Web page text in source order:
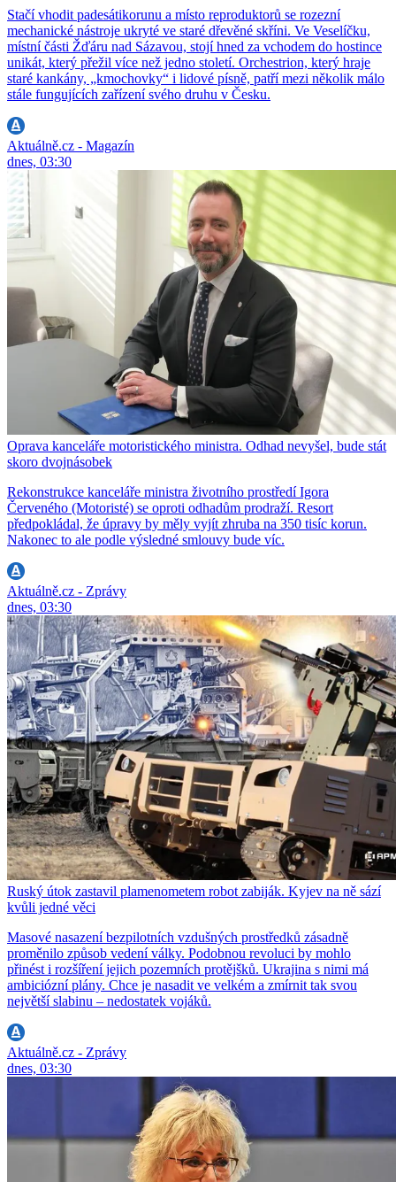
Stačí vhodit padesátikorunu a místo reproduktorů se rozezní
mechanické nástroje ukryté ve staré dřevěné skříni. Ve Veselíčku,
místní části Žďáru nad Sázavou, stojí hned za vchodem do hostince
unikát, který přežil více než jedno století. Orchestrion, který hraje
staré kankány, „kmochovky“ i lidové písně, patří mezi několik málo
stále fungujících zařízení svého druhu v Česku.
Aktuálně.cz - Magazín
dnes, 03:30
Oprava kanceláře motoristického ministra. Odhad nevyšel, bude stát
skoro dvojnásobek
Rekonstrukce kanceláře ministra životního prostředí Igora
Červeného (Motoristé) se oproti odhadům prodraží. Resort
předpokládal, že úpravy by měly vyjít zhruba na 350 tisíc korun.
Nakonec to ale podle výsledné smlouvy bude víc.
Aktuálně.cz - Zprávy
dnes, 03:30
Ruský útok zastavil plamenometem robot zabiják. Kyjev na ně sází
kvůli jedné věci
Masové nasazení bezpilotních vzdušných prostředků zásadně
proměnilo způsob vedení války. Podobnou revoluci by mohlo
přinést i rozšíření jejich pozemních protějšků. Ukrajina s nimi má
ambiciózní plány. Chce je nasadit ve velkém a zmírnit tak svou
největší slabinu – nedostatek vojáků.
Aktuálně.cz - Zprávy
dnes, 03:30